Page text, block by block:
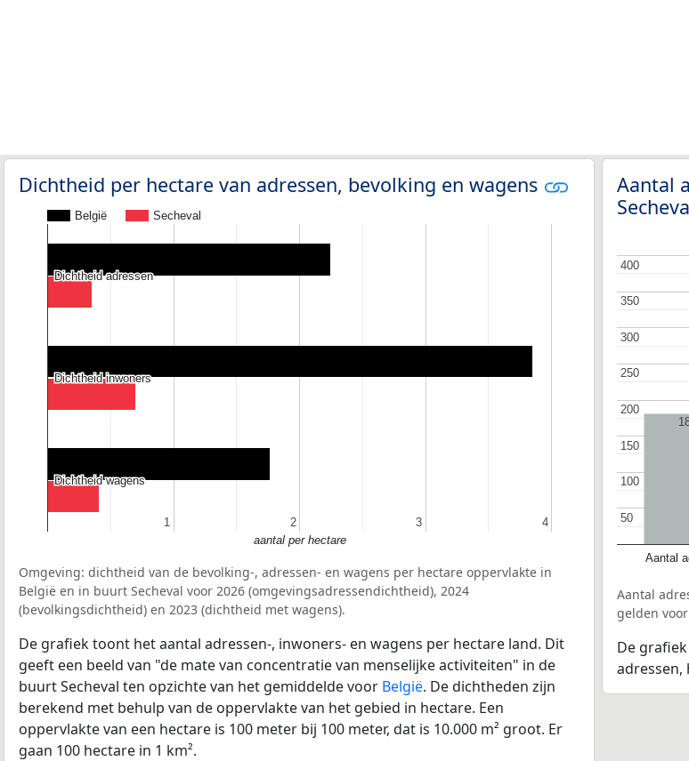
Dichtheid per hectare van adressen, bevolking en wagens
België Secheval
11 2
2 3
3 4
4
Dichtheid adressen
Dichtheid adressen
Dichtheid inwoners
Dichtheid inwoners
Dichtheid wagens
Dichtheid wagens
aantal per hectare
Omgeving: dichtheid van de bevolking-, adressen- en wagens per hectare oppervlakte in
België en in buurt Secheval voor 2026 (omgevingsadressendichtheid), 2024
(bevolkingsdichtheid) en 2023 (dichtheid met wagens).
De grafiek toont het aantal adressen-, inwoners- en wagens per hectare land. Dit
geeft een beeld van "de mate van concentratie van menselijke activiteiten" in de
buurt Secheval ten opzichte van het gemiddelde voor België. De dichtheden zijn
berekend met behulp van de oppervlakte van het gebied in hectare. Een
oppervlakte van een hectare is 100 meter bij 100 meter, dat is 10.000 m² groot. Er
gaan 100 hectare in 1 km².
Aantal
Aantal
50
50
100
100
150
150
200
200
250
250
300
300
350
350
400
400
Aantal
gelden
De
adressen,